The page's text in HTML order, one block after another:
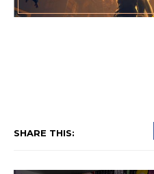
SHARE THIS: